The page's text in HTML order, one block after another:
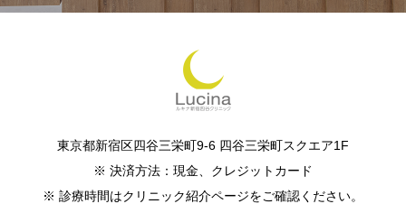
東京都新宿区四谷三栄町9-6 四谷三栄町スクエア1F
※ 決済方法：現金、クレジットカード
※ 診療時間はクリニック紹介ページをご確認ください。